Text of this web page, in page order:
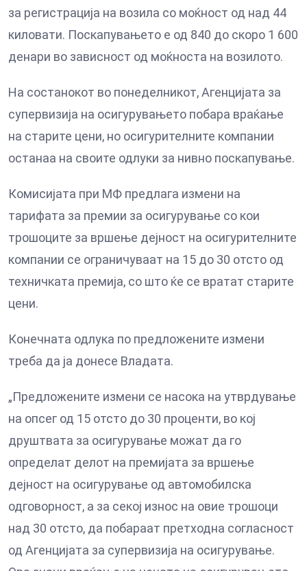
за регистрација на возила со моќност од над 44
киловати. Поскапувањето е од 840 до скоро 1 600
денари во зависност од моќноста на возилото.
На состанокот во понеделникот, Агенцијата за
супервизија на осигурувањето побара враќање
на старите цени, но осигурителните компании
останаа на своите одлуки за нивно поскапување.
Комисијата при МФ предлага измени на
тарифата за премии за осигурување со кои
трошоците за вршење дејност на осигурителните
компании се ограничуваат на 15 до 30 отсто од
техничката премија, со што ќе се вратат старите
цени.
Конечната одлука по предложените измени
треба да ја донесе Владата.
„Предложените измени се насока на утврдување
на опсег од 15 отсто до 30 проценти, во кој
друштвата за осигурување можат да го
определат делот на премијата за вршење
дејност на осигурување од автомобилска
одговорност, а за секој износ на овие трошоци
над 30 отсто, да побараат претходна согласност
од Агенцијата за супервизија на осигурување.